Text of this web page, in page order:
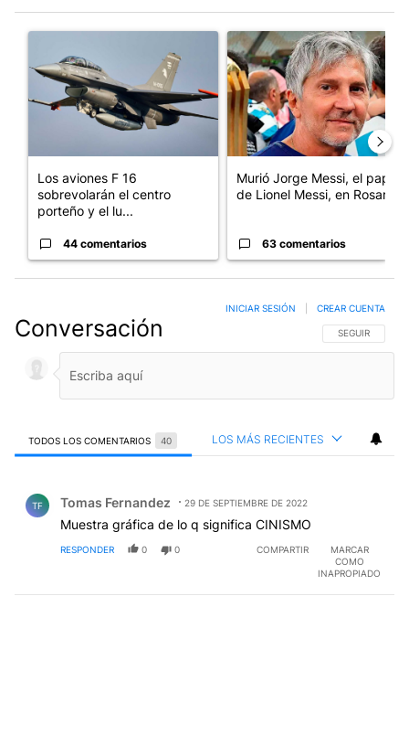
Un artículo de tendencia con el título "Los aviones F 16
Los aviones F 16
sobrevolarán el centro
porteño y el lu...
44 comentarios
Un artículo de tendencia con
Murió Jorge Messi, el papá
de Lionel Messi, en Rosario
63 comentarios
Conversación SIGA ESTA
SEGUIR
INICIAR SESIÓN CREAR CUENTA
TODOS LOS COMENTARIOS 40 LOS MÁS RECIENTES
TF Tomas Fernandez 29 DE SEPTIEMBRE DE 2022
Muestra gráfica de lo q significa CINISMO
RESPONDER 0 0 COMPARTIR
MARCAR
COMO
INAPROPIADO